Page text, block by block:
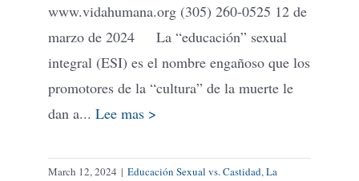
www.vidahumana.org (305) 260-0525 12 de
marzo de 2024 La “educación” sexual
integral (ESI) es el nombre engañoso que los
promotores de la “cultura” de la muerte le
dan a... Lee mas >
March 12, 2024 | Educación Sexual vs. Castidad, La